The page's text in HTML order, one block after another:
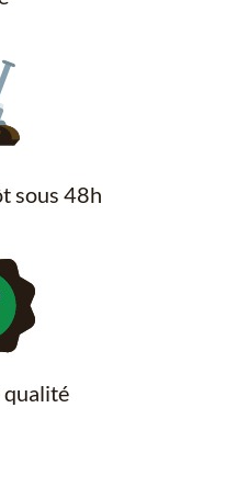
sous 48h
qualité